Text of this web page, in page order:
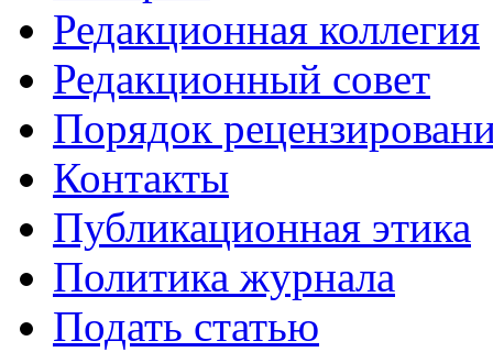
Редакционная коллегия
Редакционный совет
Порядок
Контакты
Публикационная этика
Политика журнала
Подать статью